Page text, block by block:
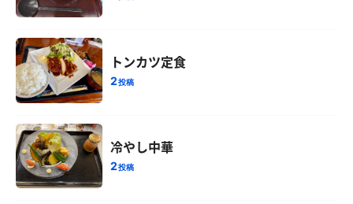
トンカツ定食
2投稿
冷やし中華
2投稿